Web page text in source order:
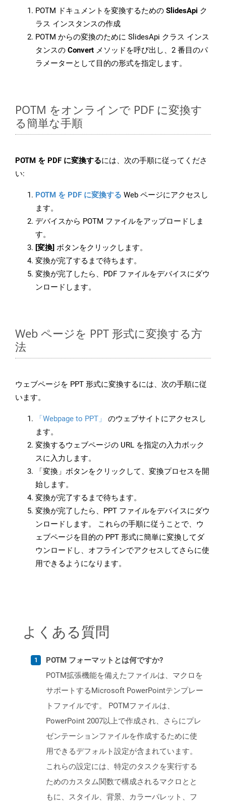
POTM ドキュメントを変換するための SlidesApi ク
ラス インスタンスの作成
POTM からの変換のために SlidesApi クラス インス
タンスの Convert メソッドを呼び出し、2 番目のパ
ラメーターとして目的の形式を指定します。
POTM をオンラインで PDF に変換す
る簡単な手順
POTM を PDF に変換するには、次の手順に従ってくださ
い:
POTM を PDF に変換する Web ページにアクセスし
ます。
デバイスから POTM ファイルをアップロードしま
す。
[変換] ボタンをクリックします。
変換が完了するまで待ちます。
変換が完了したら、PDF ファイルをデバイスにダウ
ンロードします。
Web ページを PPT 形式に変換する方
法
ウェブページを PPT 形式に変換するには、次の手順に従
います。
「Webpage to PPT」
のウェブサイトにアクセスし
ます。
変換するウェブページの URL を指定の入力ボック
スに入力します。
「変換」ボタンをクリックして、変換プロセスを開
始します。
変換が完了するまで待ちます。
変換が完了したら、PPT ファイルをデバイスにダウ
ンロードします。 これらの手順に従うことで、ウ
ェブページを目的の PPT 形式に簡単に変換してダ
ウンロードし、オフラインでアクセスしてさらに使
用できるようになります。
よくある質問
POTM フォーマットとは何ですか?
POTM拡張機能を備えたファイルは、マクロを
サポートするMicrosoft PowerPointテンプレー
トファイルです。 POTMファイルは、
PowerPoint 2007以上で作成され、さらにプレ
ゼンテーションファイルを作成するために使
用できるデフォルト設定が含まれています。
これらの設定には、特定のタスクを実行する
ためのカスタム関数で構成されるマクロとと
もに、スタイル、背景、カラーパレット、フ